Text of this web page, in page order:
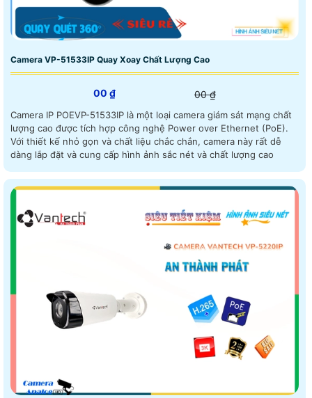
Camera VP-51533IP Quay Xoay Chất Lượng Cao
00 ₫ 00 ₫
Camera IP POEVP-51533IP là một loại camera giám sát mạng chất
lượng cao được tích hợp công nghệ Power over Ethernet (PoE).
Với thiết kế nhỏ gọn và chất liệu chắc chắn, camera này rất dễ
dàng lắp đặt và cung cấp hình ảnh sắc nét và chất lượng cao